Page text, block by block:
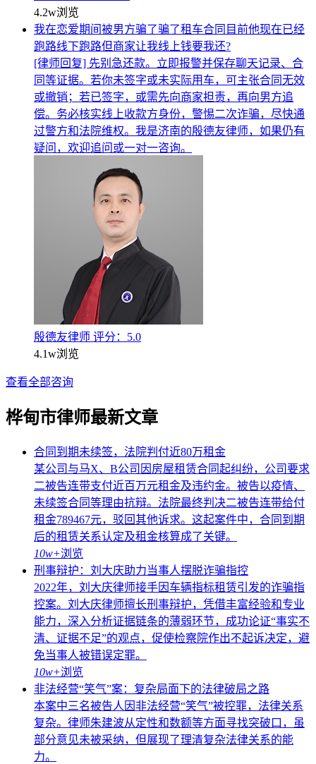
4.2w浏览
我在恋爱期间被男方骗了骗了租车合同目前他现在已经
跑路线下跑路但商家让我线上钱要我还?
[律师回复] 先别急还款。立即报警并保存聊天记录、合
同等证据。若你未签字或未实际用车，可主张合同无效
或撤销；若已签字，或需先向商家担责，再向男方追
偿。务必核实线上收款方身份，警惕二次诈骗，尽快通
过警方和法院维权。我是济南的殷德友律师，如果仍有
疑问，欢迎追问或一对一咨询。
殷德友律师 评分：5.0
4.1w浏览
查看全部咨询
桦甸市律师最新文章
合同到期未续签，法院判付近80万租金
某公司与马X、B公司因房屋租赁合同起纠纷，公司要求
二被告连带支付近百万元租金及违约金。被告以疫情、
未续签合同等理由抗辩。法院最终判决二被告连带给付
租金789467元，驳回其他诉求。这起案件中，合同到期
后的租赁关系认定及租金核算成了关键。
10w+浏览
刑事辩护：刘大庆助力当事人摆脱诈骗指控
2022年，刘大庆律师接手因车辆指标租赁引发的诈骗指
控案。刘大庆律师擅长刑事辩护，凭借丰富经验和专业
能力，深入分析证据链条的薄弱环节，成功论证“事实不
清、证据不足”的观点，促使检察院作出不起诉决定，避
免当事人被错误定罪。
10w+浏览
非法经营“笑气”案：复杂局面下的法律破局之路
本案中三名被告人因非法经营“笑气”被控罪，法律关系
复杂。律师朱建波从定性和数额等方面寻找突破口，虽
部分意见未被采纳，但展现了理清复杂法律关系的能
力。